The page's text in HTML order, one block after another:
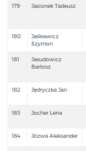
179 Jasionek Tadeusz
180
Jaśkiewicz
Szymon
181
Jasudowicz
Bartosz
182 Jędryczka Jan
183 Jocher Lena
184 Józwa Aleksander